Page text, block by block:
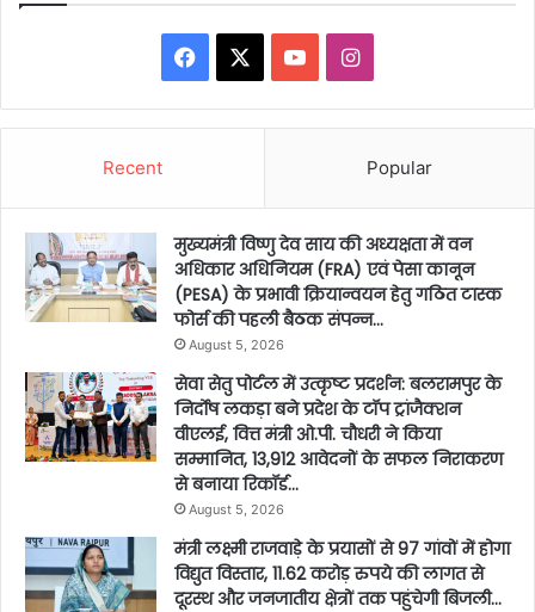
Facebook YouTubeInstagram
Recent Popular
मुख्यमंत्री विष्णु देव साय की अध्यक्षता में वन
अधिकार अधिनियम (FRA) एवं पेसा कानून
(PESA) के प्रभावी क्रियान्वयन हेतु गठित टास्क
फोर्स की पहली बैठक संपन्न…
August 5, 2026
सेवा सेतु पोर्टल में उत्कृष्ट प्रदर्शन: बलरामपुर के
निर्दोष लकड़ा बने प्रदेश के टॉप ट्रांजैक्शन
वीएलई, वित्त मंत्री ओ.पी. चौधरी ने किया
सम्मानित, 13,912 आवेदनों के सफल निराकरण
से बनाया रिकॉर्ड…
August 5, 2026
मंत्री लक्ष्मी राजवाड़े के प्रयासों से 97 गांवों में होगा
विद्युत विस्तार, 11.62 करोड़ रुपये की लागत से
दूरस्थ और जनजातीय क्षेत्रों तक पहुंचेगी बिजली…